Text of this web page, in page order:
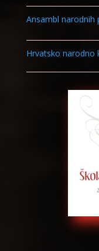
Ansambl narodnih
Hrvatsko narodno